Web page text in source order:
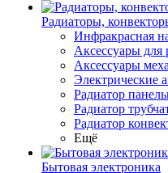
Радиаторы,
Инфракрасная
Аксессуары для
Аксессуары
Электрические
Радиатор
Радиатор
Радиатор
Ещё
Бытовая электроника